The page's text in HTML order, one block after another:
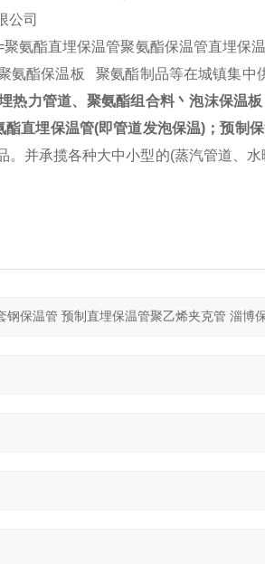
公司
氨酯直埋保温管聚氨酯保温管直埋保
氨酯保温板 聚氨酯制品等在城镇集中
热力管道、聚氨酯组合料丶泡沫保温
直埋保温管(即管道发泡保温)；预制
。并承揽各种大中小型的(蒸汽管道、